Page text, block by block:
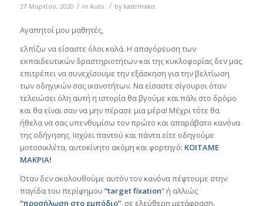
27 Μαρτίου, 2020 / in Auto / by kastrinakis
Αγαπητοί μου μαθητές,
ελπίζω να είσαστε όλοι καλά. Η απαγόρευση των
εκπαιδευτικών δραστηριοτήτων και της κυκλοφορίας δεν μας
επιτρέπει να συνεχίσουμε την εξάσκηση για την βελτίωση
των οδηγικών σας ικανοτήτων. Να είσαστε σίγουροι όταν
τελειώσει όλη αυτή η ιστορία θα βγούμε και πάλι στο δρόμο
και θα είναι σαν να μην πέρασε μια μέρα! Μέχρι τότε θα
ήθελα να σας υπενθυμίσω τον πρώτο και απαράβατο κανόνα
της οδήγησης. Ισχύει παντού και πάντα είτε οδηγούμε
μοτοσικλέτα, αυτοκίνητο ακόμη και φορτηγό: ΚΟΙΤΑΜΕ
ΜΑΚΡΙΑ!
Όταν δεν ακολουθούμε αυτόν τον κανόνα πέφτουμε στην
παγίδα του περίφημου “target fixation” ή αλλιώς
“προσήλωση στο εμπόδιο”, σε ελεύθερη μετάφραση.